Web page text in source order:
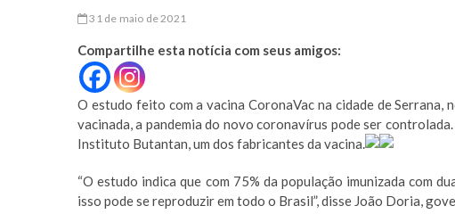
31 de maio de 2021
Compartilhe esta notícia com seus amigos:
O estudo feito com a vacina CoronaVac na cidade de
vacinada, a pandemia do novo coronavírus pode ser
Instituto Butantan, um dos fabricantes da vacina.
“O estudo indica que com 75% da população imunizada com
isso pode se reproduzir em todo o Brasil”, disse João Doria,